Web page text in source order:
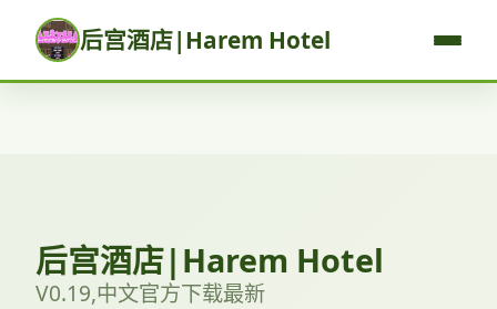
后宫酒店|Harem Hotel
后宫酒店|Harem Hotel
V0.19,中文官方下载最新